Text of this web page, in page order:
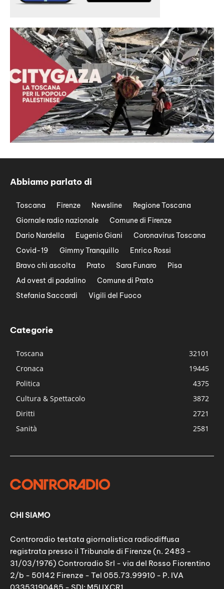
Abbiamo parlato di
Toscana Firenze Newsline
Regione Toscana
Giornale radio nazionale
Comune di Firenze
Dario Nardella
Eugenio Giani
Coronavirus Toscana
Covid-19
Gimmy Tranquillo
Enrico Rossi
Bravo chi ascolta
Prato Sara Funaro
Pisa
Ad ovest di padalino
Comune di Prato
Stefania Saccardi
Vigili del Fuoco
Categorie
Toscana
32101
Cronaca
19445
Politica
4375
Cultura & Spettacolo
3872
Diritti
2721
Sanità
2581
CHI SIAMO
Controradio testata giornalistica radiodiffusa
registrata presso il Tribunale di Firenze (n. 2483 -
31/03/1976) Controradio Srl - via del Rosso Fiorentino
2/b - 50142 Firenze - Tel 055.73.99910 - P. IVA